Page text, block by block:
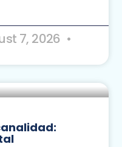
7, 2026